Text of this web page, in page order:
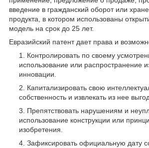
введение в гражданский оборот или
продукта, в котором использованы
модель на срок до 25 лет.
Евразийский патент дает права и
Контролировать по своему
использование или распространение
инновации.
Капитализировать свою
собственность и извлекать из нее
Препятствовать нарушениям и
использование конструкции или
изобретения.
Зафиксировать официальную дату